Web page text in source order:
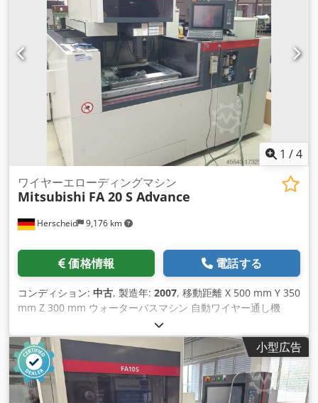
1 /4
Herscheid 9,176 km
ワイヤーエローディングマシン
Mitsubishi FA 20 S Advance
価格情報 電話する
コンディション: 中古, 製造年: 2007, 移動距離 X 500 mm Y 350
mm Z 300 mm ウォーターバスマシン 自動ワイヤー通し機
小型広告